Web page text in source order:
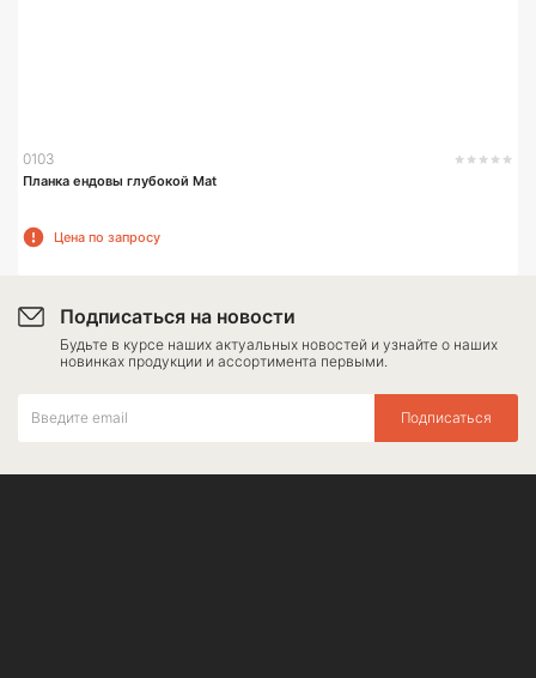
0103
Планка ендовы глубокой Mat
Цена по запросу
Подписаться на новости
Будьте в курсе наших актуальных новостей и узнайте о наших
новинках продукции и ассортимента первыми.
Подписаться